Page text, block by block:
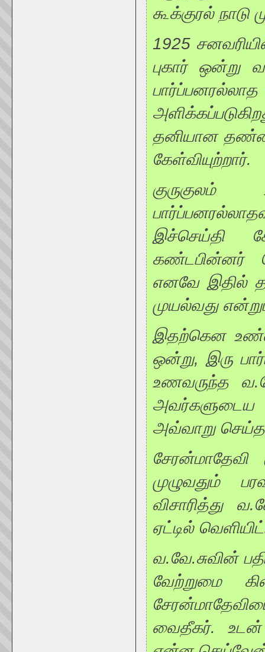
கூக்குரல் நாடு
1925
புகார் ஒன்று
தனியான
கேள்வியுற்றார்.
குருகுலம்
இச்செய்தி
கண்டபின்னர்
எனவே இதில்
முயல்வது
இதற்கென
ஒன்று, இரு
உணவருந்த
அவர்களுடைய
அவ்வாறு
சேரன்மாதேவி
முழுவதும்
விசாரித்து
ஏட்டில்
வ.வே.சுவின்
வேற்றுமை
வைதீகர்.